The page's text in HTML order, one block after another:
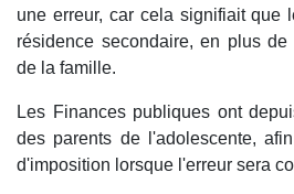
une erreur, car cela signifiait que
résidence secondaire, en plus
de la famille.
Les Finances publiques ont
des parents de l'adolescente,
d'imposition lorsque l'erreur sera